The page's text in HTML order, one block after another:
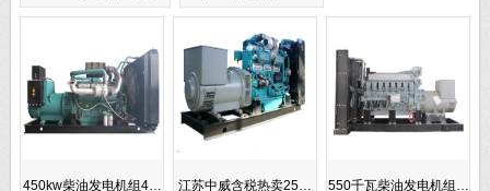
450kw柴油发电机组4… 江苏中威含税热卖25… 550千瓦柴油发电机组…